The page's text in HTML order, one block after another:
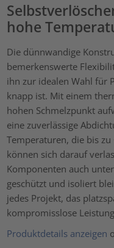
hohe
Die dünnwandige
bemerkenswerte
ihn zur idealen Wahl für
knapp ist. Mit einem
hohen Schmelzpunkt
eine zuverlässige
Temperaturen, die bis zu
können sich darauf
Komponenten auch
geschützt und isoliert
jedes Projekt, das
kompromisslose
Produktdetails anzeigen